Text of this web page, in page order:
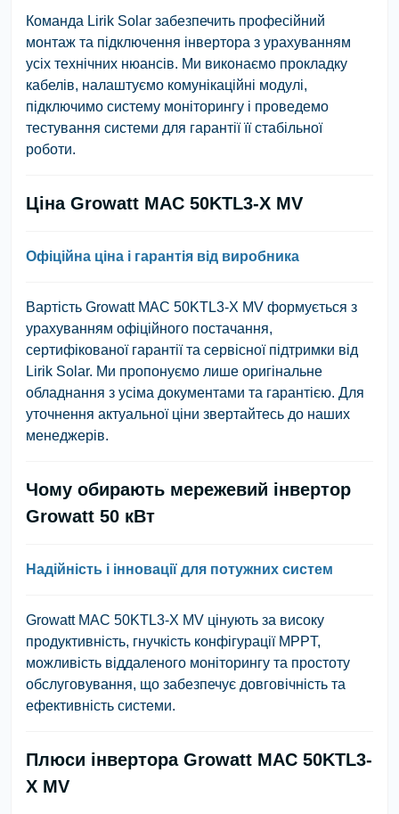
Команда Lirik Solar забезпечить професійний
монтаж та підключення інвертора з урахуванням
усіх технічних нюансів. Ми виконаємо прокладку
кабелів, налаштуємо комунікаційні модулі,
підключимо систему моніторингу і проведемо
тестування системи для гарантії її стабільної
роботи.
Ціна Growatt MAC 50KTL3-X MV
Офіційна ціна і гарантія від виробника
Вартість Growatt MAC 50KTL3-X MV формується з
урахуванням офіційного постачання,
сертифікованої гарантії та сервісної підтримки від
Lirik Solar. Ми пропонуємо лише оригінальне
обладнання з усіма документами та гарантією. Для
уточнення актуальної ціни звертайтесь до наших
менеджерів.
Чому обирають мережевий інвертор
Growatt 50 кВт
Надійність і інновації для потужних систем
Growatt MAC 50KTL3-X MV цінують за високу
продуктивність, гнучкість конфігурації MPPT,
можливість віддаленого моніторингу та простоту
обслуговування, що забезпечує довговічність та
ефективність системи.
Плюси інвертора Growatt MAC 50KTL3-
X MV